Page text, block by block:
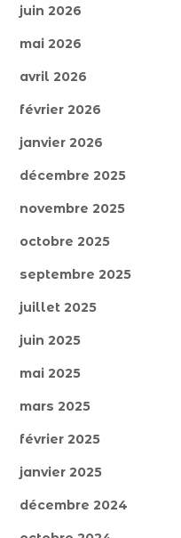
juin 2026
mai 2026
avril 2026
février 2026
janvier 2026
décembre 2025
novembre 2025
octobre 2025
septembre 2025
juillet 2025
juin 2025
mai 2025
mars 2025
février 2025
janvier 2025
décembre 2024